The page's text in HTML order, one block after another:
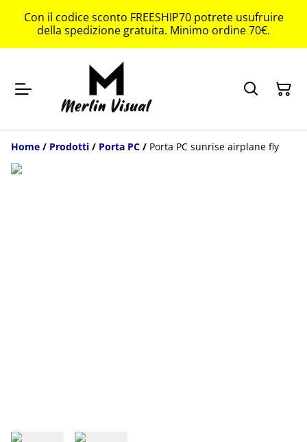
Con il codice sconto FREESHIP70 potrete usufruire
della spedizione gratuita. Minimo ordine 70€.
Home / Prodotti / Porta PC / Porta PC sunrise airplane fly